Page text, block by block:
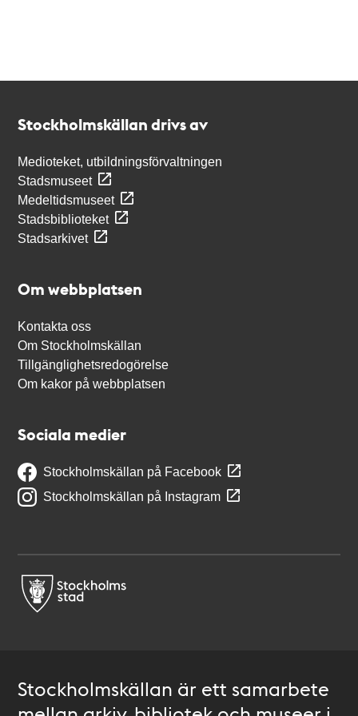
Stockholmskällan drivs av
Medioteket, utbildningsförvaltningen
Stadsmuseet
Medeltidsmuseet
Stadsbiblioteket
Stadsarkivet
Om webbplatsen
Kontakta oss
Om Stockholmskällan
Tillgänglighetsredogörelse
Om kakor på webbplatsen
Sociala medier
Stockholmskällan på Facebook
Stockholmskällan på Instagram
Stockholmskällan är ett samarbete